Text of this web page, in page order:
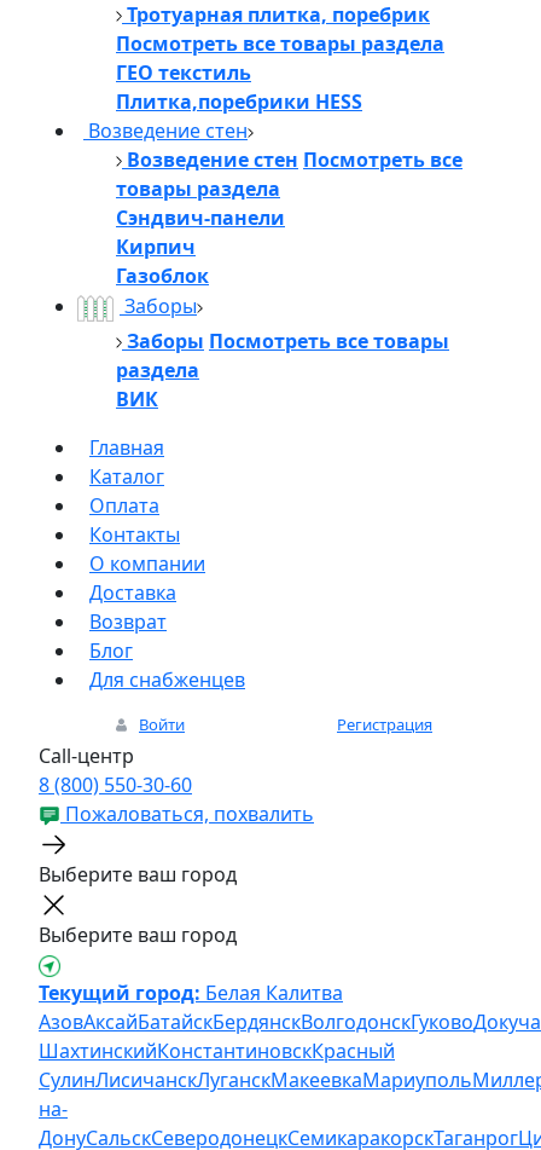
Тротуарная плитка, поребрик
Посмотреть все товары раздела
ГЕО текстиль
Плитка,поребрики HESS
Возведение стен
Возведение стен Посмотреть все
товары раздела
Сэндвич-панели
Кирпич
Газоблок
Заборы
Заборы Посмотреть все товары
раздела
ВИК
Главная
Каталог
Оплата
Контакты
О компании
Доставка
Возврат
Блог
Для снабженцев
Войти Регистрация
Call-центр
8 (800) 550-30-60
Пожаловаться, похвалить
Выберите ваш город
Выберите ваш город
Текущий город: Белая Калитва
АзовАксайБатайскБердянскВолгодонскГуково
ШахтинскийКонстантиновскКрасный
СулинЛисичанскЛуганскМакеевкаМариуполь
на-
ДонуСальскСеверодонецкСемикаракорскТаганрог